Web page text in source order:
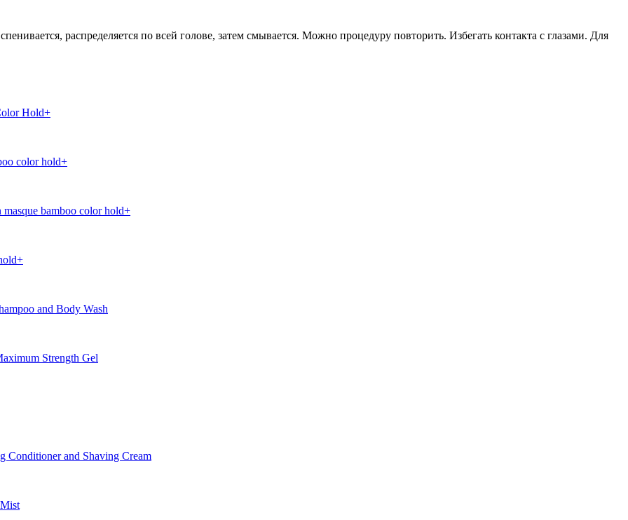
распределяется по всей голове, затем смывается. Можно процедуру повторить. Избегать контакта с глазами. Для
на оптовые при сумме заказа от 12000 руб.
12000 руб.
аммиака
12000 руб.
Hold+
color hold+
bamboo color hold+
and Body Wash
Strength Gel
Conditioner and Shaving Cream